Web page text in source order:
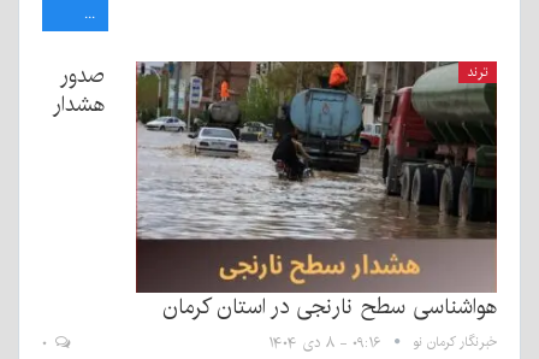
...
ترند
صدور
هشدار
هواشناسی سطح نارنجی در استان کرمان
خبرنگار کرمان نو ۰۹:۱۶ - ۸ دی ۱۴۰۴